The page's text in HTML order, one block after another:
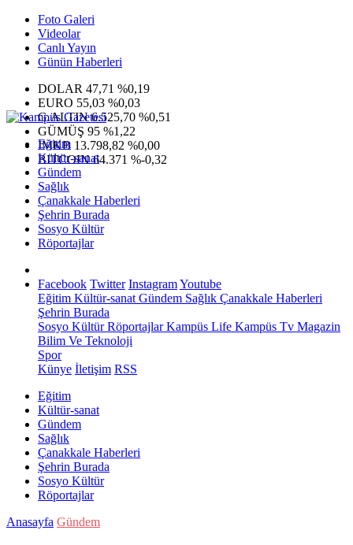
Foto Galeri
Videolar
Canlı Yayın
Günün Haberleri
DOLAR 47,71 %0,19
EURO 55,03 %0,03
G.ALTIN6.525,70 %0,51
GÜMÜŞ 95 %1,22
IMKB 13.798,82 %0,00
BITCOIN64.371 %-0,32
Eğitim
Kültür-sanat
Gündem
Sağlık
Çanakkale Haberleri
Şehrin Burada
Sosyo Kültür
Röportajlar
Facebook Twitter InstagramYoutube
Eğitim Kültür-sanat Gündem Sağlık Çanakkale Haberleri
Şehrin Burada
Sosyo KültürRöportajlarKampüs Life Kampüs Tv Magazin
Bilim Ve Teknoloji
Spor
Künye İletişim RSS
Eğitim
Kültür-sanat
Gündem
Sağlık
Çanakkale Haberleri
Şehrin Burada
Sosyo Kültür
Röportajlar
Anasayfa Gündem